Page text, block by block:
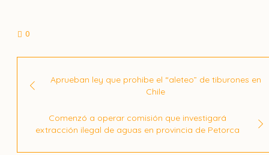
0
Aprueban ley que prohibe el “aleteo” de tiburones en
Chile
Comenzó a operar comisión que investigará
extracción ilegal de aguas en provincia de Petorca